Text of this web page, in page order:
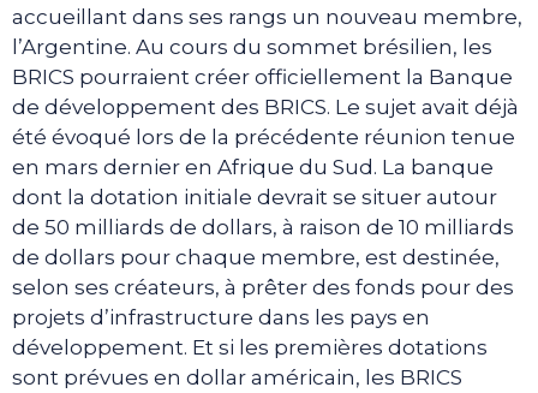
accueillant dans ses rangs un nouveau membre,
l’Argentine. Au cours du sommet brésilien, les
BRICS pourraient créer officiellement la Banque
de développement des BRICS. Le sujet avait déjà
été évoqué lors de la précédente réunion tenue
en mars dernier en Afrique du Sud. La banque
dont la dotation initiale devrait se situer autour
de 50 milliards de dollars, à raison de 10 milliards
de dollars pour chaque membre, est destinée,
selon ses créateurs, à prêter des fonds pour des
projets d’infrastructure dans les pays en
développement. Et si les premières dotations
sont prévues en dollar américain, les BRICS